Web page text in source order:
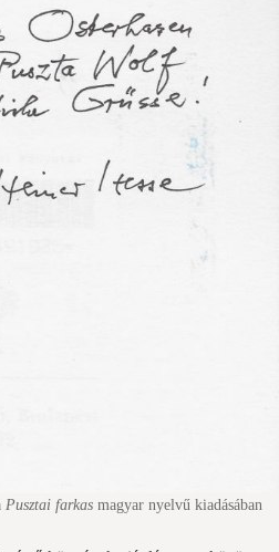
Pusztai farkas magyar nyelvű kiadásában